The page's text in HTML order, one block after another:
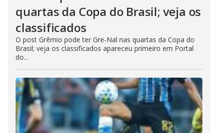
quartas da Copa do Brasil; veja os
classificados
O post Grêmio pode ter Gre-Nal nas quartas da Copa do
Brasil; veja os classificados apareceu primeiro em Portal
do...